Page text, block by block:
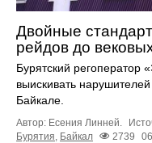
Двойные
рейдов до
Бурятский регоператор
выискивать
Байкале.
Автор: Есения Линней.
Бурятия Байкал 2739